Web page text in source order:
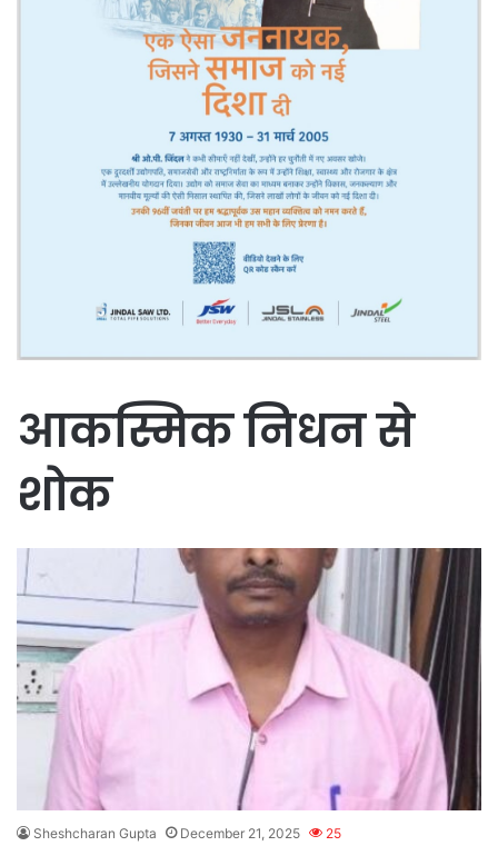
आकस्मिक निधन से
शोक
Sheshcharan Gupta December 21, 2025 25